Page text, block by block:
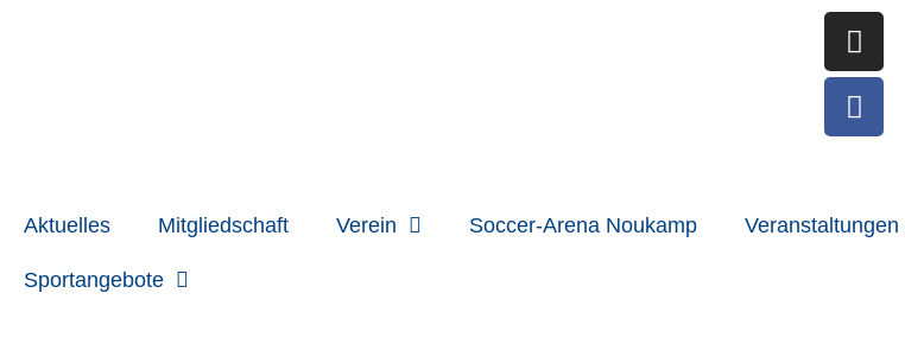
Aktuelles Mitgliedschaft Verein Soccer-Arena Noukamp
Sportangebote